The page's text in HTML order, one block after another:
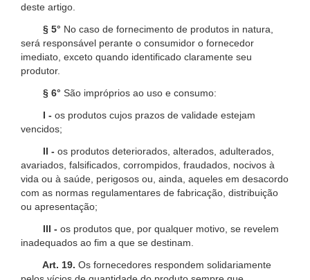
deste artigo.
§ 5° No caso de fornecimento de produtos in natura,
será responsável perante o consumidor o fornecedor
imediato, exceto quando identificado claramente seu
produtor.
§ 6° São impróprios ao uso e consumo:
I - os produtos cujos prazos de validade estejam
vencidos;
II - os produtos deteriorados, alterados, adulterados,
avariados, falsificados, corrompidos, fraudados, nocivos à
vida ou à saúde, perigosos ou, ainda, aqueles em desacordo
com as normas regulamentares de fabricação, distribuição
ou apresentação;
III - os produtos que, por qualquer motivo, se revelem
inadequados ao fim a que se destinam.
Art. 19. Os fornecedores respondem solidariamente